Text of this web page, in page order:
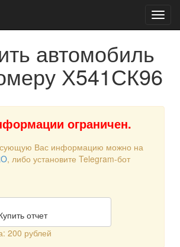
автомобиль
Х541СК96
ограничен.
Вас информацию можно на
, либо установите Telegram-бот
отчет
200 рублей